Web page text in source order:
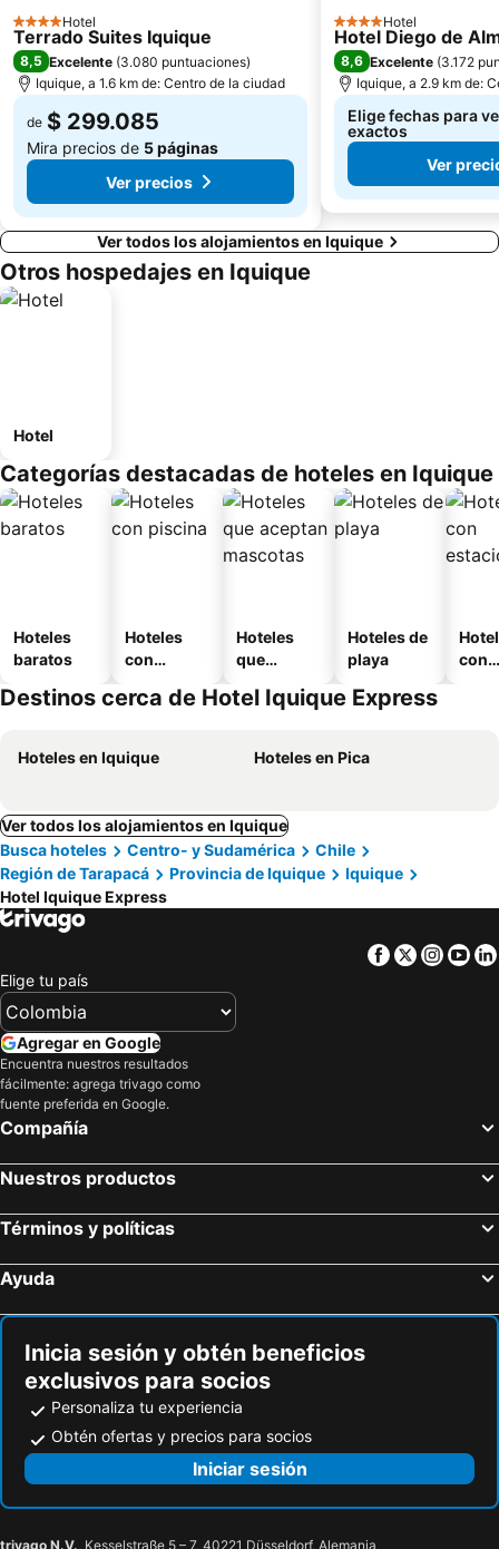
4 Estrellas
Hotel
Terrado Suites Iquique
8,5 Excelente (3.080 puntuaciones)
Iquique, a 1.6 km de: Centro de la ciudad
de $ 299.085
Mira precios de 5 páginas
Ver precios
4 Estrellas
Hotel
Hotel Diego de
8,6 Excelente (3.172
Iquique, a 2.9 km de:
Elige fechas para
exactos
Ver
Ver todos los alojamientos en Iquique
Otros hospedajes en Iquique
Hotel
Categorías destacadas de hoteles en Iquique
Hoteles
baratos
Hoteles
con
Hoteles
que
mascotas
Hoteles de
playa
con
Destinos cerca de Hotel Iquique Express
Hoteles en Iquique Hoteles en Pica
Ver todos los alojamientos en Iquique
Busca hoteles
Centro- y Sudamérica
Chile
Región de Tarapacá
Provincia de Iquique
Iquique
Hotel Iquique Express
Facebook
Twitter
Elige tu país
Agregar en Google
Encuentra nuestros resultados
fácilmente: agrega trivago como
fuente preferida en Google.
Compañía
Nuestros productos
Términos y políticas
Ayuda
Inicia sesión y obtén beneficios
exclusivos para socios
Personaliza tu experiencia
Obtén ofertas y precios para socios
Iniciar sesión
trivago N.V., Kesselstraße 5 – 7, 40221 Düsseldorf, Alemania